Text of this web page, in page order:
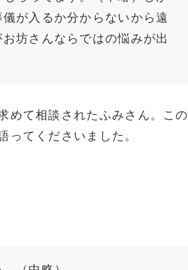
が入るか分からないから遠
坊さんならではの悩みが出
めて相談されたふみさん。この
ってくださいました。